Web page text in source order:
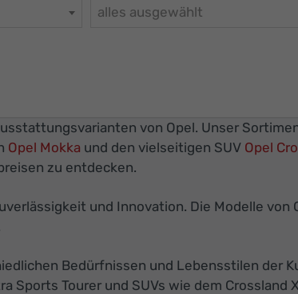
alles ausgewählt
von Opel. Unser
Opel Mokka und den vielseitigen SUV Opel
zu entdecken.
und Innovation. Die Modelle von
Bedürfnissen und Lebensstilen der
Sports Tourer und SUVs wie dem Crossland